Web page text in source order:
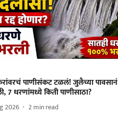
पाणीसंकट टळलं! जुलैच्या पावसानं
धरणांमध्ये किती पाणीसाठा?
2026 2min read